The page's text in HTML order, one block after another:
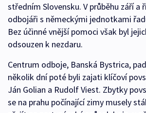
středním Slovensku. V průběhu září a
odbojáři s německými jednotkami
Bez účinné vnější pomoci však byl
odsouzen k nezdaru.
Centrum odboje, Banská Bystrica,
několik dní poté byli zajati klíčoví
Ján Golian a Rudolf Viest. Zbytky
se na prahu počínající zimy musely